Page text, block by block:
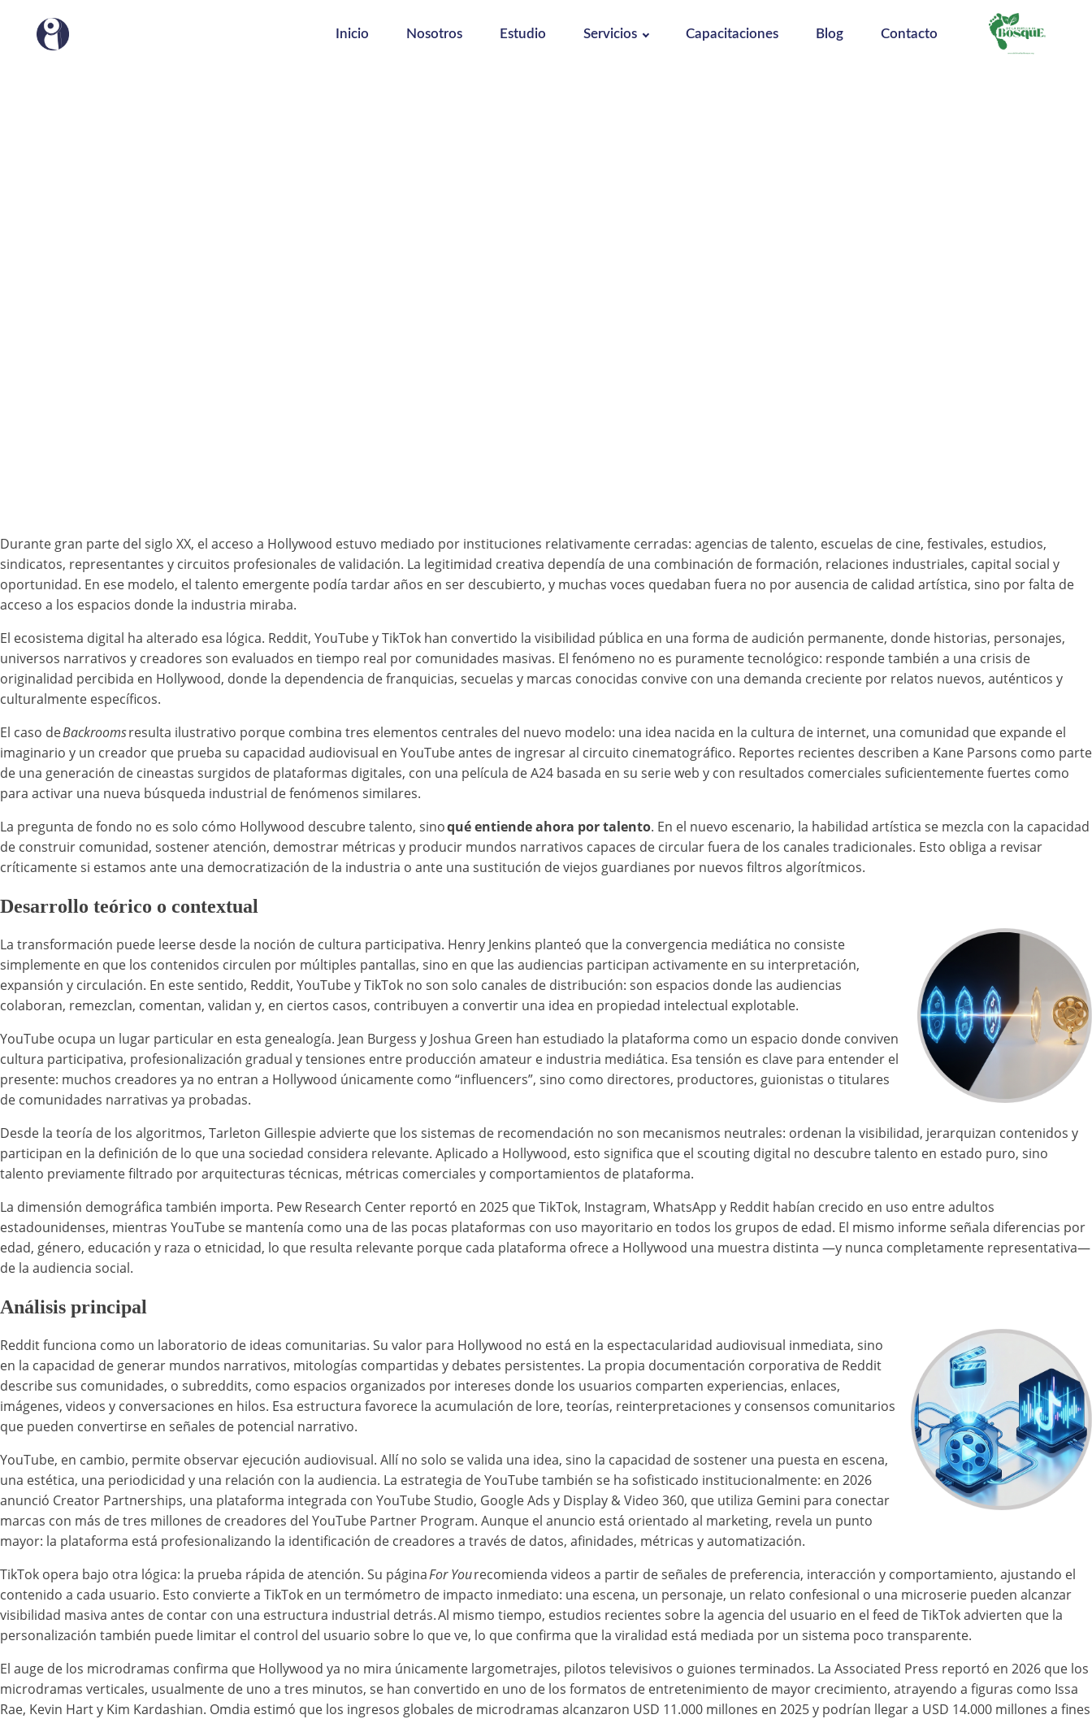
Inicio Nosotros Estudio Servicios Capacitaciones Blog Contacto
Durante gran parte del siglo XX, el acceso a Hollywood estuvo mediado por instituciones relativamente cerradas: agencias de talento, escuelas de cine, festivales, estudios,
sindicatos, representantes y circuitos profesionales de validación. La legitimidad creativa dependía de una combinación de formación, relaciones industriales, capital social y
oportunidad. En ese modelo, el talento emergente podía tardar años en ser descubierto, y muchas voces quedaban fuera no por ausencia de calidad artística, sino por falta de
acceso a los espacios donde la industria miraba.
El ecosistema digital ha alterado esa lógica. Reddit, YouTube y TikTok han convertido la visibilidad pública en una forma de audición permanente, donde historias, personajes,
universos narrativos y creadores son evaluados en tiempo real por comunidades masivas. El fenómeno no es puramente tecnológico: responde también a una crisis de
originalidad percibida en Hollywood, donde la dependencia de franquicias, secuelas y marcas conocidas convive con una demanda creciente por relatos nuevos, auténticos y
culturalmente específicos.
El caso deBackroomsresulta ilustrativo porque combina tres elementos centrales del nuevo modelo: una idea nacida en la cultura de internet, una comunidad que expande el
imaginario y un creador que prueba su capacidad audiovisual en YouTube antes de ingresar al circuito cinematográfico. Reportes recientes describen a Kane Parsons como parte
de una generación de cineastas surgidos de plataformas digitales, con una película de A24 basada en su serie web y con resultados comerciales suficientemente fuertes como
para activar una nueva búsqueda industrial de fenómenos similares.
La pregunta de fondo no es solo cómo Hollywood descubre talento, sinoqué entiende ahora por talento. En el nuevo escenario, la habilidad artística se mezcla con la capacidad
de construir comunidad, sostener atención, demostrar métricas y producir mundos narrativos capaces de circular fuera de los canales tradicionales. Esto obliga a revisar
críticamente si estamos ante una democratización de la industria o ante una sustitución de viejos guardianes por nuevos filtros algorítmicos.
Desarrollo teórico o contextual
La transformación puede leerse desde la noción de cultura participativa. Henry Jenkins planteó que la convergencia mediática no consiste
simplemente en que los contenidos circulen por múltiples pantallas, sino en que las audiencias participan activamente en su interpretación,
expansión y circulación. En este sentido, Reddit, YouTube y TikTok no son solo canales de distribución: son espacios donde las audiencias
colaboran, remezclan, comentan, validan y, en ciertos casos, contribuyen a convertir una idea en propiedad intelectual explotable.
YouTube ocupa un lugar particular en esta genealogía. Jean Burgess y Joshua Green han estudiado la plataforma como un espacio donde conviven
cultura participativa, profesionalización gradual y tensiones entre producción amateur e industria mediática. Esa tensión es clave para entender el
presente: muchos creadores ya no entran a Hollywood únicamente como “influencers”, sino como directores, productores, guionistas o titulares
de comunidades narrativas ya probadas.
Desde la teoría de los algoritmos, Tarleton Gillespie advierte que los sistemas de recomendación no son mecanismos neutrales: ordenan la visibilidad, jerarquizan contenidos y
participan en la definición de lo que una sociedad considera relevante. Aplicado a Hollywood, esto significa que el scouting digital no descubre talento en estado puro, sino
talento previamente filtrado por arquitecturas técnicas, métricas comerciales y comportamientos de plataforma.
La dimensión demográfica también importa. Pew Research Center reportó en 2025 que TikTok, Instagram, WhatsApp y Reddit habían crecido en uso entre adultos
estadounidenses, mientras YouTube se mantenía como una de las pocas plataformas con uso mayoritario en todos los grupos de edad. El mismo informe señala diferencias por
edad, género, educación y raza o etnicidad, lo que resulta relevante porque cada plataforma ofrece a Hollywood una muestra distinta —y nunca completamente representativa—
de la audiencia social.
Análisis principal
Reddit funciona como un laboratorio de ideas comunitarias. Su valor para Hollywood no está en la espectacularidad audiovisual inmediata, sino
en la capacidad de generar mundos narrativos, mitologías compartidas y debates persistentes. La propia documentación corporativa de Reddit
describe sus comunidades, o subreddits, como espacios organizados por intereses donde los usuarios comparten experiencias, enlaces,
imágenes, videos y conversaciones en hilos. Esa estructura favorece la acumulación de lore, teorías, reinterpretaciones y consensos comunitarios
que pueden convertirse en señales de potencial narrativo.
YouTube, en cambio, permite observar ejecución audiovisual. Allí no solo se valida una idea, sino la capacidad de sostener una puesta en escena,
una estética, una periodicidad y una relación con la audiencia. La estrategia de YouTube también se ha sofisticado institucionalmente: en 2026
anunció Creator Partnerships, una plataforma integrada con YouTube Studio, Google Ads y Display & Video 360, que utiliza Gemini para conectar
marcas con más de tres millones de creadores del YouTube Partner Program. Aunque el anuncio está orientado al marketing, revela un punto
mayor: la plataforma está profesionalizando la identificación de creadores a través de datos, afinidades, métricas y automatización.
TikTok opera bajo otra lógica: la prueba rápida de atención. Su páginaFor Yourecomienda videos a partir de señales de preferencia, interacción y comportamiento, ajustando el
contenido a cada usuario. Esto convierte a TikTok en un termómetro de impacto inmediato: una escena, un personaje, un relato confesional o una microserie pueden alcanzar
visibilidad masiva antes de contar con una estructura industrial detrás. Al mismo tiempo, estudios recientes sobre la agencia del usuario en el feed de TikTok advierten que la
personalización también puede limitar el control del usuario sobre lo que ve, lo que confirma que la viralidad está mediada por un sistema poco transparente.
El auge de los microdramas confirma que Hollywood ya no mira únicamente largometrajes, pilotos televisivos o guiones terminados. La Associated Press reportó en 2026 que los
microdramas verticales, usualmente de uno a tres minutos, se han convertido en uno de los formatos de entretenimiento de mayor crecimiento, atrayendo a figuras como Issa
Rae, Kevin Hart y Kim Kardashian. Omdia estimó que los ingresos globales de microdramas alcanzaron USD 11.000 millones en 2025 y podrían llegar a USD 14.000 millones a fines